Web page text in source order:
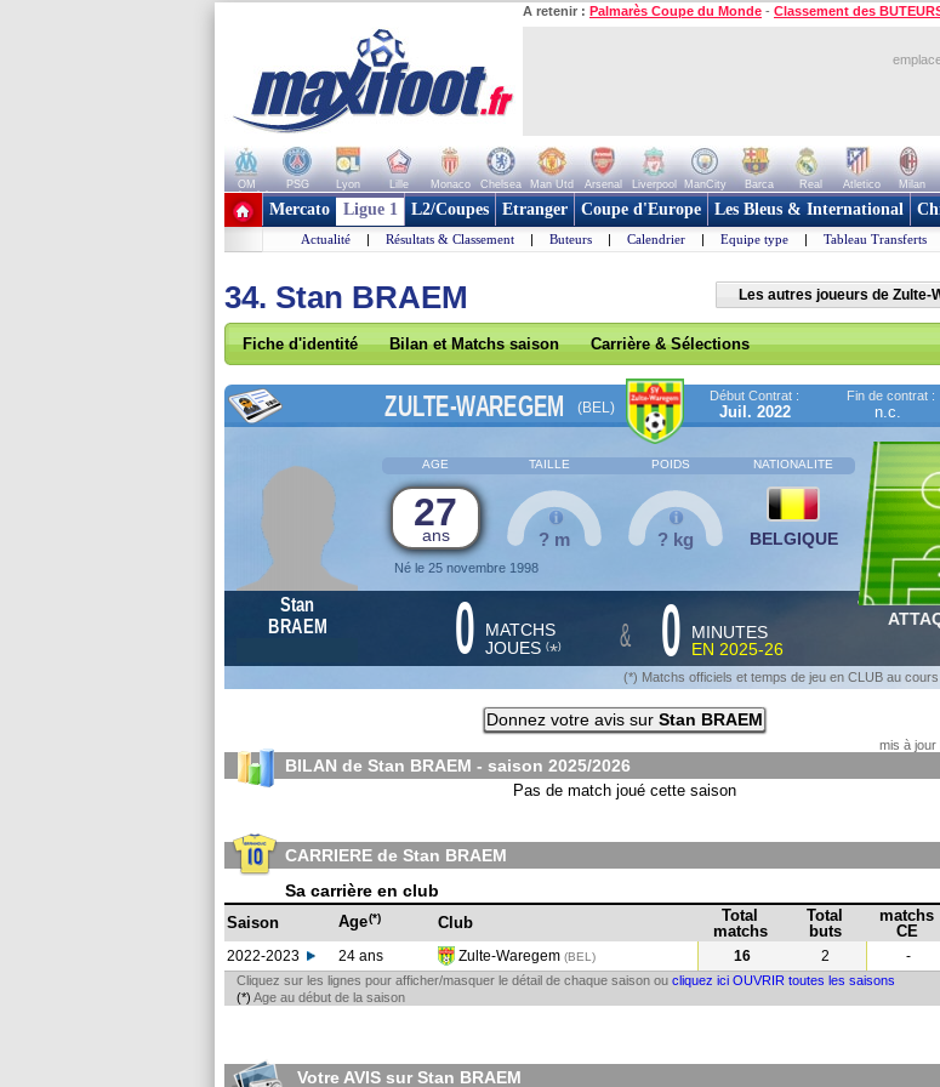
A retenir : Palmarès Coupe du Monde - Classement des
OM PSG Lyon Lille Monaco Chelsea Man Utd Arsenal Liverpool ManCity Barca Real Atletico Milan
+ de clubs
Mercato Ligue 1 L2/Coupes Etranger Coupe d'Europe Les Bleus & International
Actualité | Résultats & Classement | Buteurs | Calendrier | Equipe type | Tableau Transferts
34. Stan BRAEM Les autres joueurs de Zulte-
Fiche d'identité Bilan et Matchs saison Carrière & Sélections
ZULTE-WAREGEM (BEL)
Début Contrat :
Juil. 2022
Fin de contrat :
n.c.
AGE TAILLE POIDS NATIONALITE
27
ans
Né le 25 novembre 1998
? m ? kg BELGIQUE
Stan
BRAEM
0 MATCHS
JOUES (*) & 0
MINUTES
EN 2025-26
(*) Matchs officiels et temps de jeu en CLUB au
Donnez votre avis sur Stan BRAEM
mis à jour
BILAN de Stan BRAEM - saison 2025/2026
Pas de match joué cette saison
CARRIERE de Stan BRAEM
Sa carrière en club
Saison Age(*) Club
Total
matchs
Total
buts
matchs
CE
2022-2023 24 ans Zulte-Waregem (BEL ) 16 2 -
Cliquez sur les lignes pour afficher/masquer le détail de chaque saison ou cliquez ici OUVRIR toutes les saisons
(*) Age au début de la saison
Votre AVIS sur Stan BRAEM